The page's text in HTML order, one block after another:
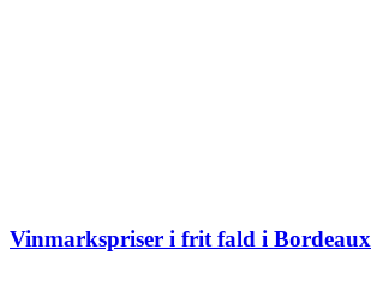
Vinmarkspriser i frit fald i Bordeaux